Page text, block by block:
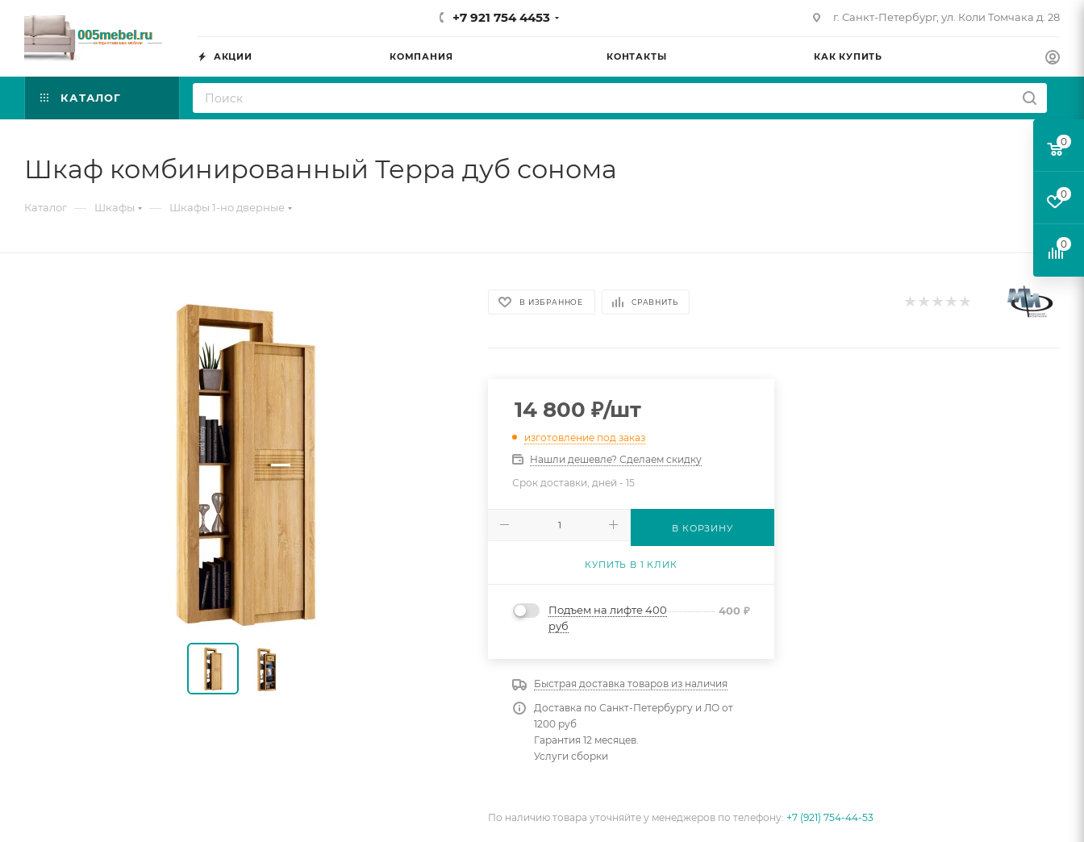
+7 921 754 4453 г. Санкт-Петербург, ул. Коли Томчака д. 28
АКЦИИ КОМПАНИЯ КОНТАКТЫ КАК КУПИТЬ
КАТАЛОГ
Шкаф комбинированный Терра дуб сонома
Каталог — Шкафы — Шкафы 1-но дверные
В ИЗБРАННОЕ СРАВНИТЬ
14 800 ₽/шт
изготовление под заказ
Нашли дешевле? Сделаем скидку
Срок доставки, дней -15
В КОРЗИНУ
КУПИТЬ В 1 КЛИК
Подъем на лифте 400
руб
400₽
Быстрая доставка товаров из наличия
Доставка по Санкт-Петербургу и ЛО от
1200 руб
Гарантия 12 месяцев.
Услуги сборки
По наличию товара уточняйте у менеджеров по телефону:+7 (921) 754-44-53
0
0
0